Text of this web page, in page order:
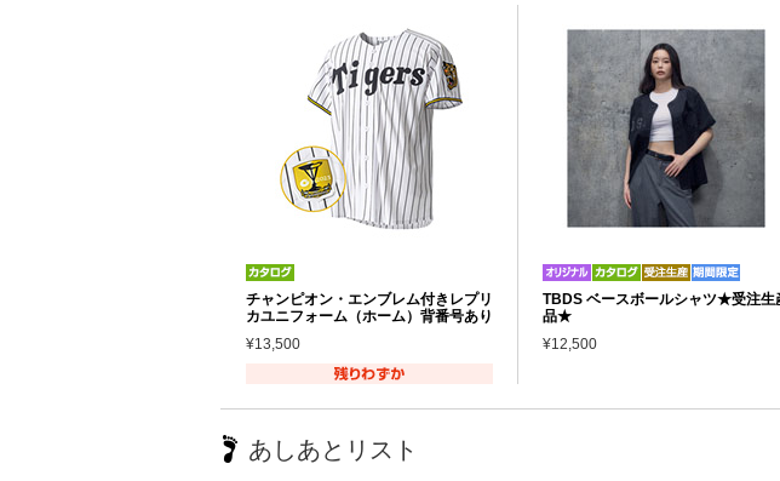
チャンピオン・エンブレム付きレプリ
カユニフォーム（ホーム）背番号あり
¥13,500
TBDS ベースボールシャツ★受注生
品★
¥12,500
あしあとリスト